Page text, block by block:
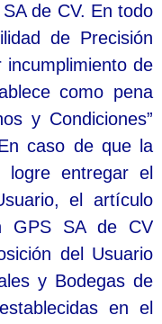
de CV. En todo
de Precisión
incumplimiento de
como pena
y Condiciones”
caso de que la
entregar el
el artículo
GPS SA de CV
del Usuario
y Bodegas de
en el